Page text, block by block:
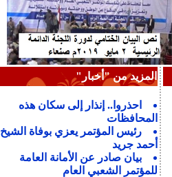
المزيد من "أخبار"
احذروا.. إنذار إلى سكان هذه
المحافظات
رئيس المؤتمر يعزي بوفاة الشيخ
أحمد جريد
بيان صادر عن الأمانة العامة
للمؤتمر الشعبي العام